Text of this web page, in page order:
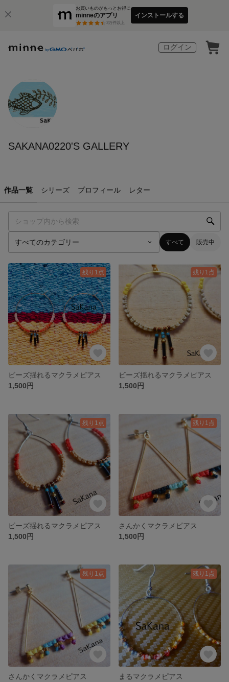
お買いものがもっとお得に
minneのアプリ
3万件以上
インストールする
ログイン
SAKANA0220'S GALLERY
作品一覧 シリーズ プロフィール レター
すべて 販売中
残り1点
ビーズ揺れるマクラメピアス
1,500円
残り1点
ビーズ揺れるマクラメピアス
1,500円
残り1点
ビーズ揺れるマクラメピアス
1,500円
残り1点
さんかくマクラメピアス
1,500円
残り1点
さんかくマクラメピアス
残り1点
まるマクラメピアス